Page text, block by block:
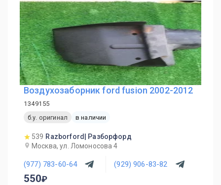
Воздухозаборник ford fusion 2002-2012
1349155
б.у. оригинал
в наличии
539 Razborford| Разборфорд
Москва, ул. Ломоносова 4
(977) 783-60-64 (929) 906-83-82
550